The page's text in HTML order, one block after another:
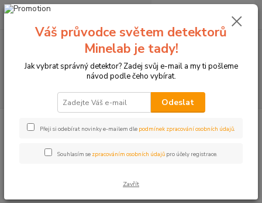
+420774877333
0 Kč
Kategorie blogu
Detektory
Váš průvodce světem detektorů
Minelab je tady!
Jak vybrat správný detektor? Zadej svůj e-mail a my ti pošleme
návod podle čeho vybírat.
Odeslat
Přeji si odebírat novinky e-mailem dle podmínek zpracování osobních údajů.
Souhlasím se zpracováním osobních údajů pro účely registrace.
Zavřít